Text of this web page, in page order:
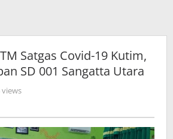
Satgas Covid-19 Kutim,
SD 001 Sangatta Utara
views